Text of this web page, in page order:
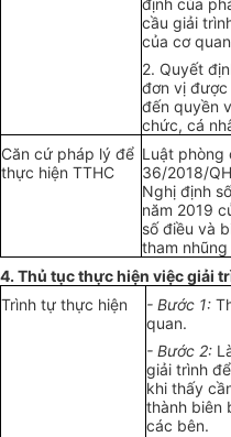
định của
cầu giải
của cơ
2. Quyết
đơn vị
đến quyền
chức, cá
Căn cứ pháp lý để
thực hiện TTHC
Luật phòng
36/2018/
Nghị định
năm 2019
số điều và
tham nhũng
4. Thủ tục thực hiện việc giải
Trình tự thực hiện
- Bước 1:
quan.
- Bước 2:
giải trình
khi thấy
thành biên
các bên.